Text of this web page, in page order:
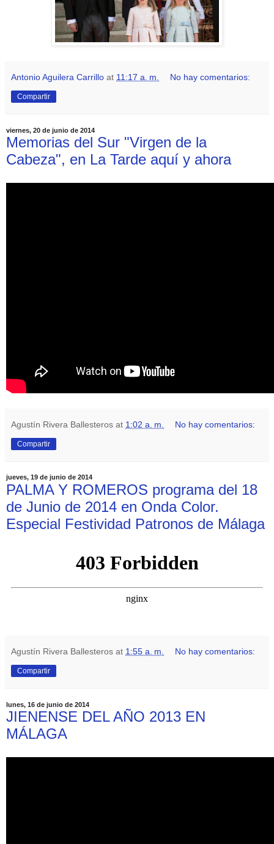
Antonio Aguilera Carrillo at 11:17 a. m. No hay comentarios:
Compartir
viernes, 20 de junio de 2014
Memorias del Sur "Virgen de la
Cabeza", en La Tarde aquí y ahora
Agustín Rivera Ballesteros at 1:02 a. m. No hay comentarios:
Compartir
jueves, 19 de junio de 2014
PALMA Y ROMEROS programa del 18
de Junio de 2014 en Onda Color.
Especial Festividad Patronos de Málaga
Agustín Rivera Ballesteros at 1:55 a. m. No hay comentarios:
Compartir
lunes, 16 de junio de 2014
JIENENSE DEL AÑO 2013 EN
MÁLAGA